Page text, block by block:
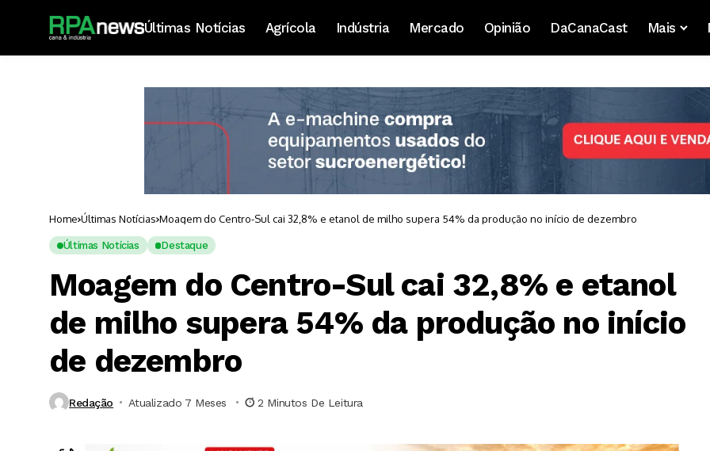
Últimas Notícias Agrícola Indústria Mercado Opinião DaCanaCast Mais
Home Últimas Notícias Moagem do Centro-Sul cai 32,8% e etanol de milho supera 54% da produção no início de dezembro
Últimas Notícias Destaque
Moagem do Centro-Sul cai 32,8% e etanol
de milho supera 54% da produção no início
de dezembro
Redação Atualizado 7 Meses ⁮ 2 Minutos De Leitura